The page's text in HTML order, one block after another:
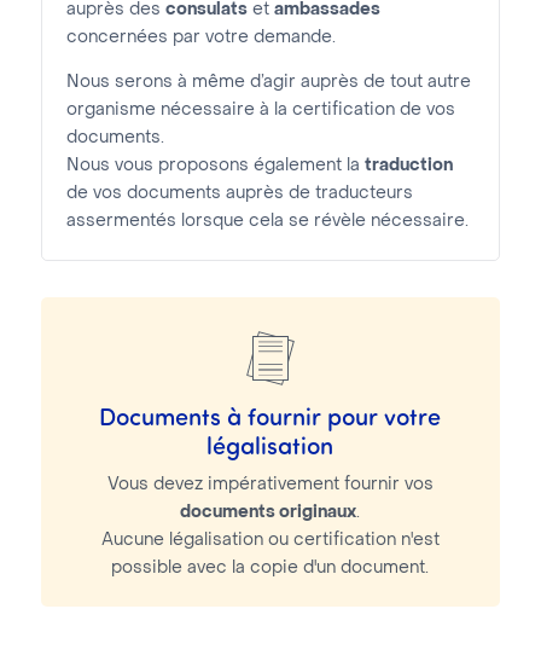
auprès des consulatset ambassades
concernées par votre demande.
Nous serons à même d’agir auprès de tout autre
organisme nécessaire à la certification de vos
documents.
Nous vous proposons également la traduction
de vos documents auprès de traducteurs
assermentés lorsque cela se révèle nécessaire.
Documents à fournir pour votre
légalisation
Vous devez impérativement fournir vos
documents originaux.
Aucune légalisation ou certification n'est
possible avec la copie d'un document.